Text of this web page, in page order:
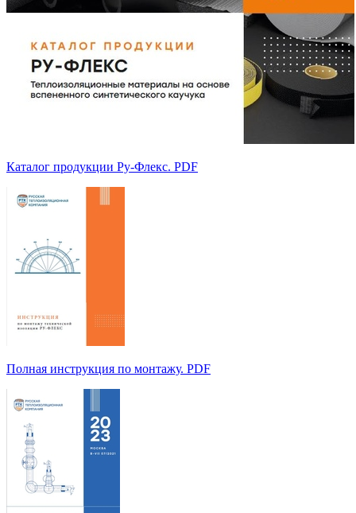
Каталог продукции Ру-Флекс. PDF
Полная инструкция по монтажу. PDF